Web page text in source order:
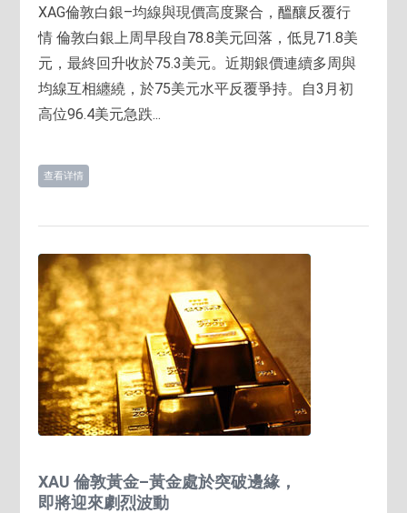
XAG倫敦白銀–均線與現價高度聚合，醞釀反覆行
情 倫敦白銀上周早段自78.8美元回落，低見71.8美
元，最終回升收於75.3美元。近期銀價連續多周與
均線互相纏繞，於75美元水平反覆爭持。自3月初
高位96.4美元急跌...
查看详情
XAU 倫敦黃金–黃金處於突破邊緣，
即將迎來劇烈波動